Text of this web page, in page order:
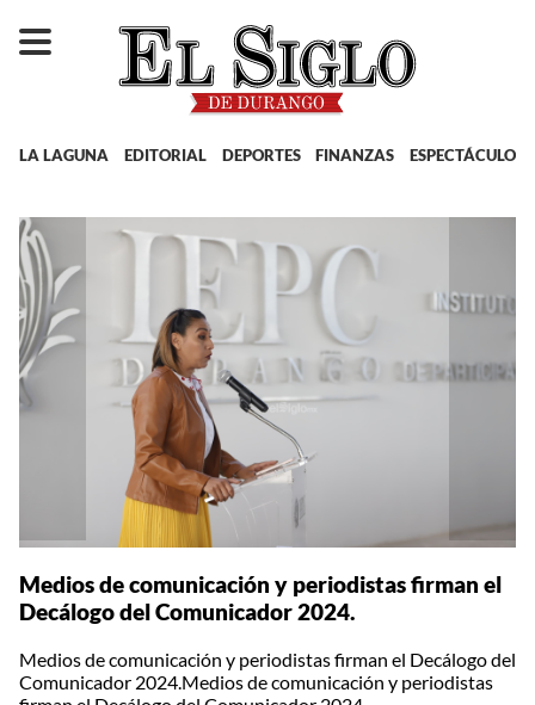
LA LAGUNA EDITORIAL DEPORTES FINANZAS ESPECTÁCULOS
Medios de comunicación y periodistas firman el
Decálogo del Comunicador 2024.
Medios de comunicación y periodistas firman el Decálogo del
Comunicador 2024.Medios de comunicación y periodistas